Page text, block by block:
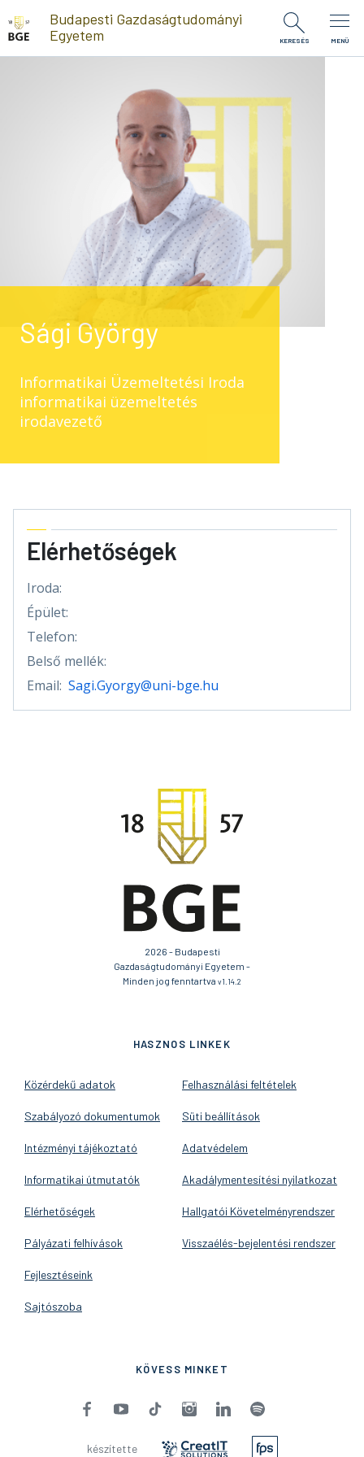
Ugrás a tartalomra
Budapesti Gazdaságtudományi
Egyetem
KERESÉS MENÜ
Sági György
Informatikai Üzemeltetési Iroda
informatikai üzemeltetés
irodavezető
Elérhetőségek
Iroda:
Épület:
Telefon:
Belső mellék:
Email: Sagi.Gyorgy@uni-bge.hu
2026 - Budapesti
Gazdaságtudományi Egyetem -
Minden jog fenntartva v1.14.2
HASZNOS LINKEK
Közérdekű adatok
Szabályozó dokumentumok
Intézményi tájékoztató
Informatikai útmutatók
Elérhetőségek
Pályázati felhívások
Fejlesztéseink
Sajtószoba
Felhasználási feltételek
Süti beállítások
Adatvédelem
Akadálymentesítési nyilatkozat
Hallgatói Követelményrendszer
Visszaélés-bejelentési rendszer
KÖVESS MINKET
készítette